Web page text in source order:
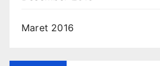
Maret 2016